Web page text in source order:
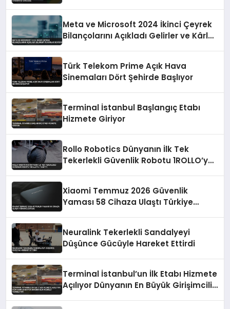
Meta ve Microsoft 2024 İkinci Çeyrek
Bilançolarını Açıkladı Gelirler ve Kârlar
Türk Telekom Prime Açık Hava
Sinemaları Dört Şehirde Başlıyor
Terminal İstanbul Başlangıç Etabı
Hizmete Giriyor
Rollo Robotics Dünyanın İlk Tek
Tekerlekli Güvenlik Robotu 1ROLLO’yu
Xiaomi Temmuz 2026 Güvenlik
Yaması 58 Cihaza Ulaştı Türkiye
Neuralink Tekerlekli Sandalyeyi
Düşünce Gücüyle Hareket Ettirdi
Terminal İstanbul’un İlk Etabı Hizmete
Açılıyor Dünyanın En Büyük Girişimcilik